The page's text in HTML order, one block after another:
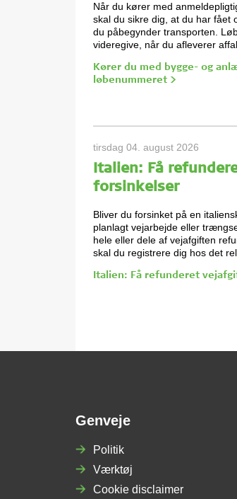
Når du kører med
skal du sikre dig, at du har fået
du påbegynder transporten.
videregive, når du afleverer
Kører du med bygge- og
løbenummeret >
tirsdag 04. august 2026
Italien: Få
forsinkelser
Bliver du forsinket på en
planlagt vejarbejde eller
hele eller dele af vejafgiften
skal du registrere dig hos det
Italien: Få refunderet
Genveje
Politik
Værktøj
Cookie disclaimer